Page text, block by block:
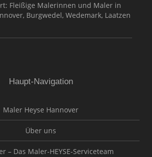
Fleißige Malerinnen und Maler in
Burgwedel, Wedemark, Laatzen
Haupt-Navigation
Maler Heyse Hannover
Über uns
– Das Maler-HEYSE-Serviceteam